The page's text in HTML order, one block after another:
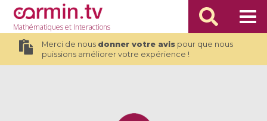
Mathématiqueset Interactions
Merci de nous donner votre avispour que nous
puissions améliorer votre expérience !